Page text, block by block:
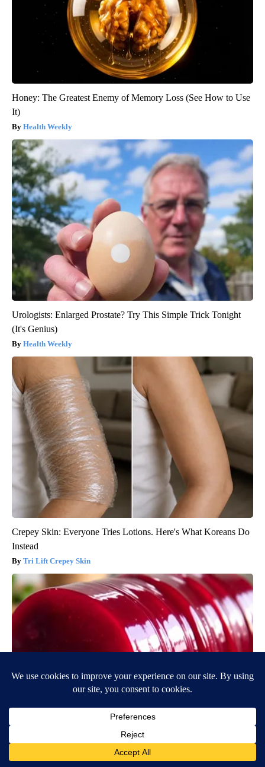
Honey: The Greatest Enemy of Memory Loss (See How to Use
It)
Health Weekly
Urologists: Enlarged Prostate? Try This Simple Trick Tonight
(It's Genius)
Health Weekly
Crepey Skin: Everyone Tries Lotions. Here's What Koreans Do
Instead
Tri Lift Crepey Skin
Endocrinologist: If You Have Diabetes, Read This Before It's
Removed!